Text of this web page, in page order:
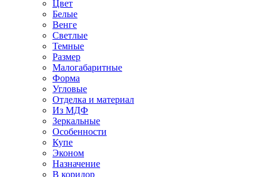
Цвет
Белые
Венге
Светлые
Темные
Размер
Малогабаритные
Форма
Угловые
Отделка и материал
Из МДФ
Зеркальные
Особенности
Купе
Эконом
Назначение
В коридор